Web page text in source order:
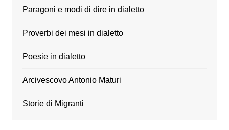
Paragoni e modi di dire in dialetto
Proverbi dei mesi in dialetto
Poesie in dialetto
Arcivescovo Antonio Maturi
Storie di Migranti